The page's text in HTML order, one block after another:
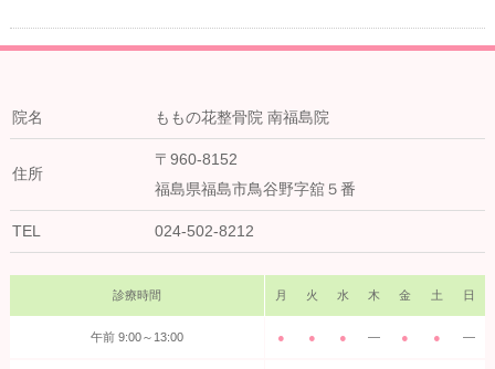
院名 ももの花整骨院 南福島院
住所
〒960-8152
福島県福島市鳥谷野字舘５番
TEL 024-502-8212
診療時間 月 火 水 木 金 土 日
午前 9:00～13:00 ● ● ● ― ● ● ―